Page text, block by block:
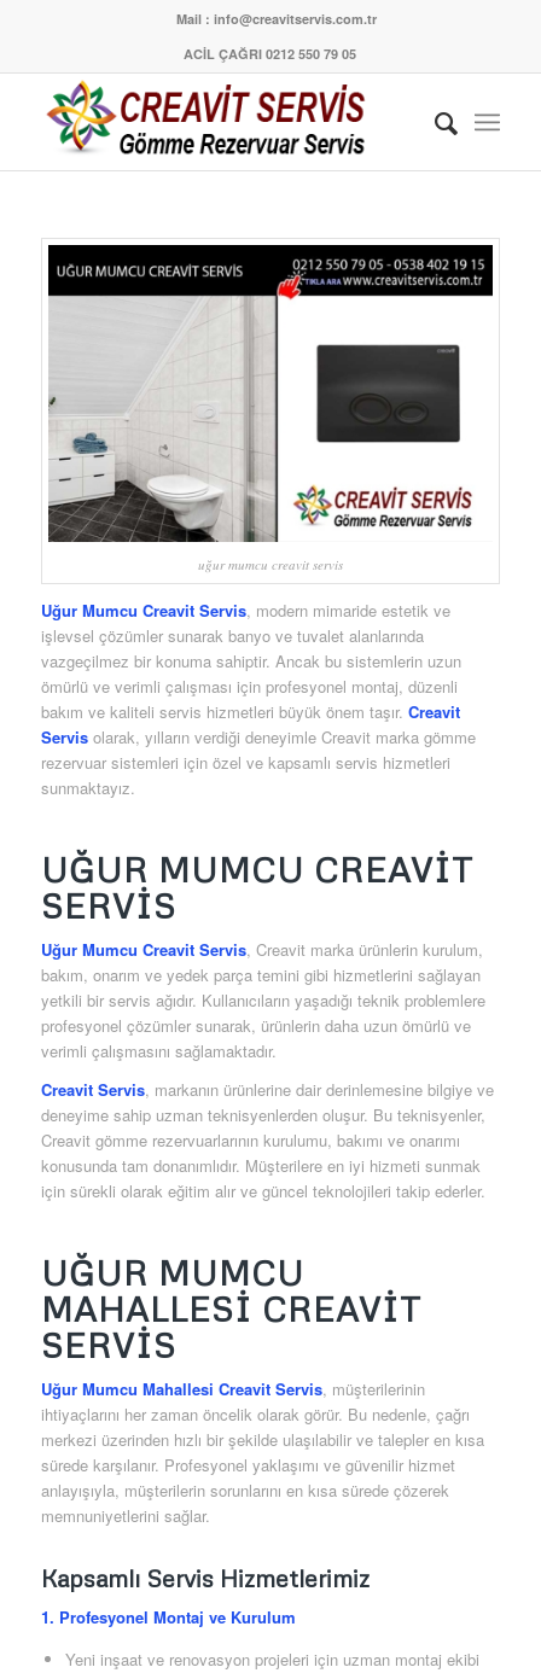
Mail : info@creavitservis.com.tr
ACİL ÇAĞRI 0212 550 79 05
uğur mumcu creavit servis
Uğur Mumcu Creavit Servis, modern mimaride estetik ve
işlevsel çözümler sunarak banyo ve tuvalet alanlarında
vazgeçilmez bir konuma sahiptir. Ancak bu sistemlerin uzun
ömürlü ve verimli çalışması için profesyonel montaj, düzenli
bakım ve kaliteli servis hizmetleri büyük önem taşır. Creavit
Servisolarak, yılların verdiği deneyimle Creavit marka gömme
rezervuar sistemleri için özel ve kapsamlı servis hizmetleri
sunmaktayız.
UĞUR MUMCU CREAVIT
SERVIS
Uğur Mumcu Creavit Servis, Creavit marka ürünlerin kurulum,
bakım, onarım ve yedek parça temini gibi hizmetlerini sağlayan
yetkili bir servis ağıdır. Kullanıcıların yaşadığı teknik problemlere
profesyonel çözümler sunarak, ürünlerin daha uzun ömürlü ve
verimli çalışmasını sağlamaktadır.
Creavit Servis, markanın ürünlerine dair derinlemesine bilgiye ve
deneyime sahip uzman teknisyenlerden oluşur. Bu teknisyenler,
Creavit gömme rezervuarlarının kurulumu, bakımı ve onarımı
konusunda tam donanımlıdır. Müşterilere en iyi hizmeti sunmak
için sürekli olarak eğitim alır ve güncel teknolojileri takip ederler.
UĞUR MUMCU
MAHALLESI CREAVIT
SERVIS
Uğur Mumcu Mahallesi Creavit Servis, müşterilerinin
ihtiyaçlarını her zaman öncelik olarak görür. Bu nedenle, çağrı
merkezi üzerinden hızlı bir şekilde ulaşılabilir ve talepler en kısa
sürede karşılanır. Profesyonel yaklaşımı ve güvenilir hizmet
anlayışıyla, müşterilerin sorunlarını en kısa sürede çözerek
memnuniyetlerini sağlar.
Kapsamlı Servis Hizmetlerimiz
1. Profesyonel Montaj ve Kurulum
Yeni inşaat ve renovasyon projeleri için uzman montaj ekibi